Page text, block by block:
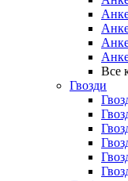
Все
Гвозди